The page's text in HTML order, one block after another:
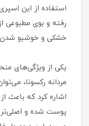
استفاده از این
رفته و بوی
خشکی و خوشبو شدن بدن به
یکی از ویژگی‌های
مردانه رکسونا،
اشاره کرد که باعث
پوست شده و